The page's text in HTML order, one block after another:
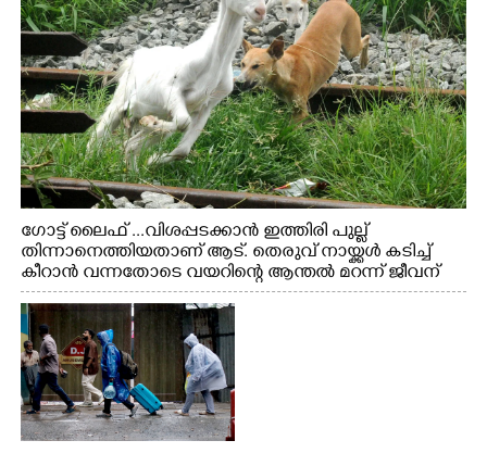
ഗോട്ട് ലൈഫ് ...വിശപ്പടക്കാൻ ഇത്തിരി പുല്ല്
തിന്നാനെത്തിയതാണ് ആട്. തെരുവ് നായ്ക്കൾ കടിച്ച്
കീറാൻ വന്നതോടെ വയറിന്റെ ആന്തൽ മറന്ന് ജീവന്
വേണ്ടിയായി ഓട്ടം. എറണാകുളം വാത്തുരുത്തിയിൽ
നിന്നുള്ള കാഴ്ച